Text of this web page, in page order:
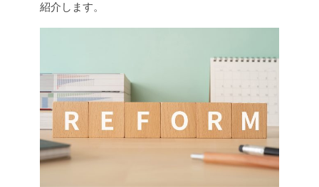
紹介します。